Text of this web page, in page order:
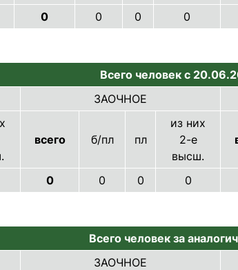
0 0 0 0
Всего человек с
ЗАОЧНОЕ
всего б/пл пл
из них
2-е
высш.
0 0 0 0
Всего человек за
ЗАОЧНОЕ